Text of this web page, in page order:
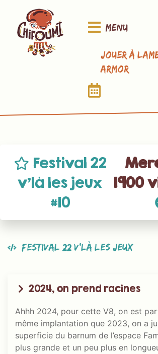
Menu
Jouer à
Armor
Festival 22
v’là les jeux
#10
1900
Festival 22 V’là les jeux
2024, on prend racines
Ahhh 2024, pour cette V8, on est
même implantation que 2023, on a
superficie du barnum de l’espace
plus grande et un peu plus en